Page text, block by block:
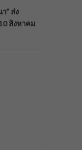
” ส่ง
สิงหาคม